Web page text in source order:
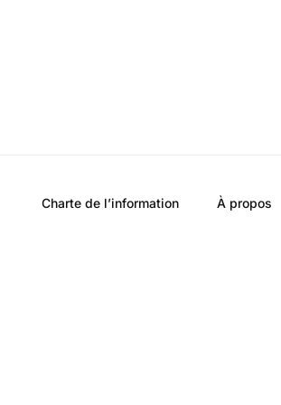
Charte de l’information À propos